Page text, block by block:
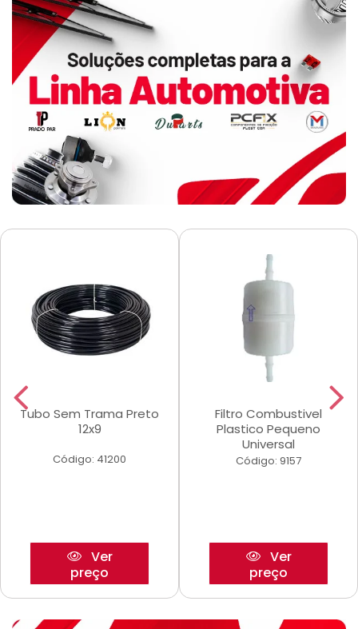
Tubo Sem Trama Preto
12x9
Código: 41200
Ver
preço
Filtro Combustivel
Plastico Pequeno
Universal
Código: 9157
Ver
preço